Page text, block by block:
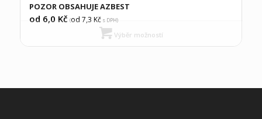
POZOR OBSAHUJE AZBEST
od 6,0 Kč (od 7,3 Kčs DPH)
Výběr možností